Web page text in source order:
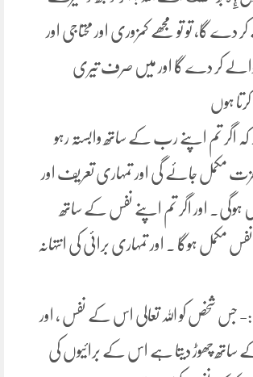
گا، تو تو مجھے کمزوری اور محتاجی اور
کر دے گا اور میں صرف تیری
ہوں
اگر تم اپنے رب کے ساتھ وابستہ رہو
مکمل جائے گی اور تمہاری تعریف اور
ہوگی۔ اور اگر تم اپنے نفس کے ساتھ
مکمل ہوگا ۔ اور تمہاری برائی کی انتہانہ
:- جس شخص کو اللہ تعالی اس کے نفس ، اور
چھوڑ دیتا ہے اس کے برائیوں کی